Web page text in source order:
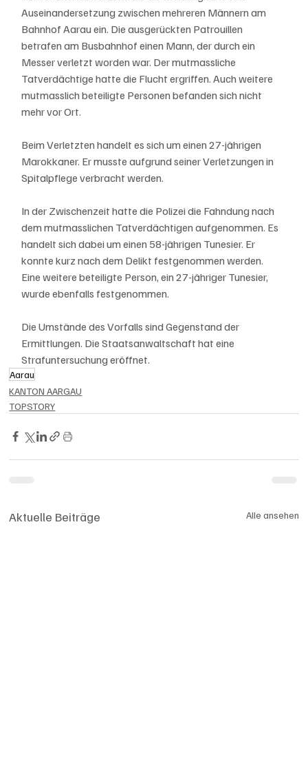
Auseinandersetzung zwischen mehreren Männern am
Bahnhof Aarau ein. Die ausgerückten Patrouillen
betrafen am Busbahnhof einen Mann, der durch ein
Messer verletzt worden war. Der mutmassliche
Tatverdächtige hatte die Flucht ergriffen. Auch weitere
mutmasslich beteiligte Personen befanden sich nicht
mehr vor Ort.
Beim Verletzten handelt es sich um einen 27-jährigen
Marokkaner. Er musste aufgrund seiner Verletzungen in
Spitalpflege verbracht werden.
In der Zwischenzeit hatte die Polizei die Fahndung nach
dem mutmasslichen Tatverdächtigen aufgenommen. Es
handelt sich dabei um einen 58-jährigen Tunesier. Er
konnte kurz nach dem Delikt festgenommen werden.
Eine weitere beteiligte Person, ein 27-jähriger Tunesier,
wurde ebenfalls festgenommen.
Die Umstände des Vorfalls sind Gegenstand der
Ermittlungen. Die Staatsanwaltschaft hat eine
Strafuntersuchung eröffnet.
Aarau
KANTON AARGAU
TOPSTORY
Aktuelle Beiträge Alle ansehen